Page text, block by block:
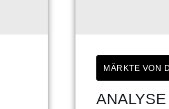
MÄRKTE VON